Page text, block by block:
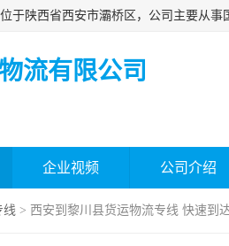
流有限公司
企业视频 公司介绍
线 > 西安到黎川县货运物流专线 快速到